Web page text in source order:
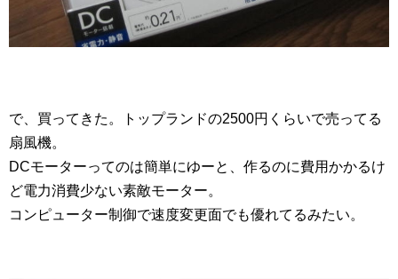
で、買ってきた。トップランドの2500円くらいで売ってる
扇風機。
DCモーターってのは簡単にゆーと、作るのに費用かかるけ
ど電力消費少ない素敵モーター。
コンピューター制御で速度変更面でも優れてるみたい。